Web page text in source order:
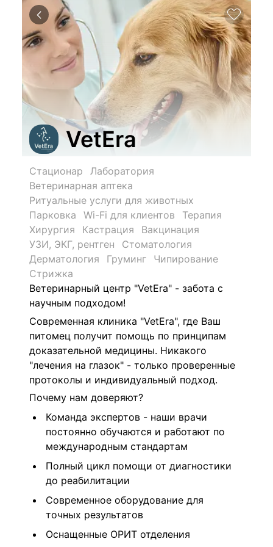
VetEra
Стационар
Лаборатория
Ветеринарная аптека
Ритуальные услуги для животных
Парковка
Wi-Fi для клиентов
Терапия
Хирургия
Кастрация
Вакцинация
УЗИ, ЭКГ, рентген
Стоматология
Дерматология
Груминг
Чипирование
Стрижка
Ветеринарный центр "VetEra" - забота с
научным подходом!
Современная клиника "VetEra", где Ваш
питомец получит помощь по принципам
доказательной медицины. Никакого
"лечения на глазок" - только проверенные
протоколы и индивидуальный подход.
Почему нам доверяют?
Команда экспертов - наши врачи
постоянно обучаются и работают по
международным стандартам
Полный цикл помощи от диагностики
до реабилитации
Современное оборудование для
точных результатов
Оснащенные ОРИТ отделения